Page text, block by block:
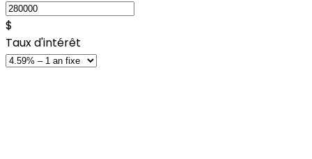
$
Taux d'intérêt